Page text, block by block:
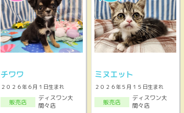
チワワ
２０２６年６月１日生まれ
販売店
ディスワン大
間々店
ミヌエット
２０２６年５月１５日生まれ
販売店
ディスワン大
間々店